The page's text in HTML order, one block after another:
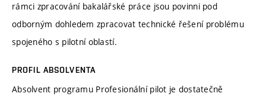
rámci zpracování bakalářské práce jsou povinni pod
odborným dohledem zpracovat technické řešení problému
spojeného s pilotní oblastí.
PROFIL ABSOLVENTA
Absolvent programu Profesionální pilot je dostatečně